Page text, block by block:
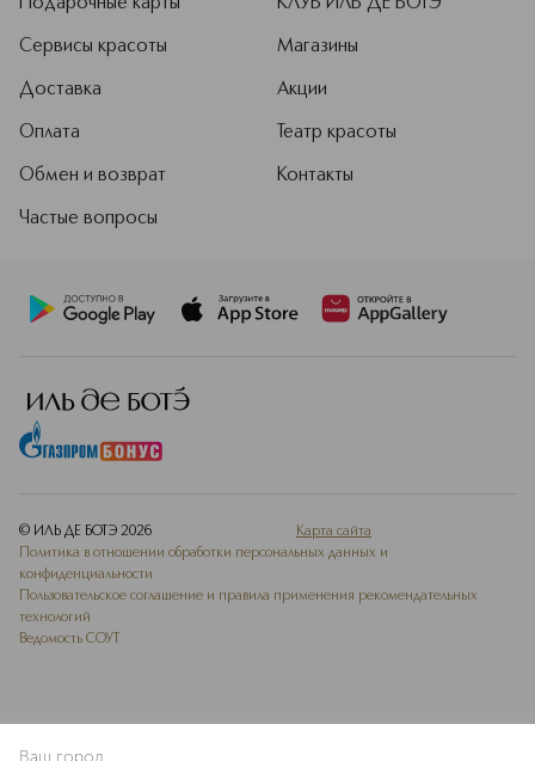
Сервисы красоты
Доставка
Оплата
Обмен и возврат
Частые вопросы
Магазины
Акции
Театр красоты
Контакты
© ИЛЬ ДЕ БОТЭ 2026
Карта сайта
Политика в отношении обработки персональных данных и
конфиденциальности
Пользовательское соглашение и правила применения рекомендательных
технологий
Ведомость СОУТ
Ваш город